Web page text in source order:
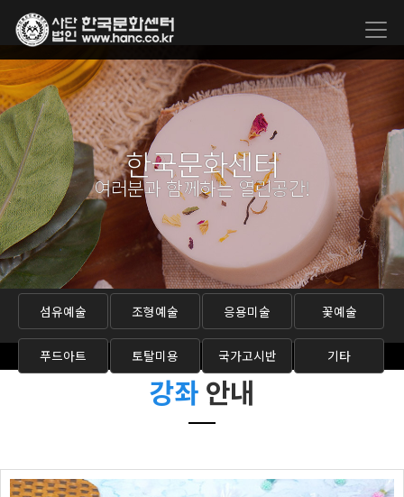
한국문화센터
여러분과 함께하는 열린공간!
섬유예술 조형예술 응용미술 꽃예술
푸드아트 토탈미용 국가고시반 기타
강좌 안내